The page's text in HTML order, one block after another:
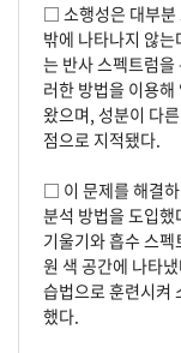
□ 소행성은 대부분
밖에 나타나지 않
는 반사 스펙트럼을
러한 방법을 이용
왔으며, 성분이 다
점으로 지적됐다.
□ 이 문제를 해결
분석 방법을 도입
기울기와 흡수 스
원 색 공간에 나타
습법으로 훈련시켜
했다.